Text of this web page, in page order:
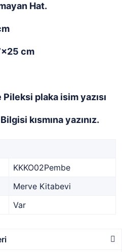
Hat.
cm
plaka isim yazısı
kısmına yazınız.
KKKO02Pembe
Merve Kitabevi
Var